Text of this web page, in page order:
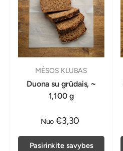
MĖSOS KLUBAS
Duona su grūdais, ~
1,100 g
Nuo €3,30
Pasirinkite savybes